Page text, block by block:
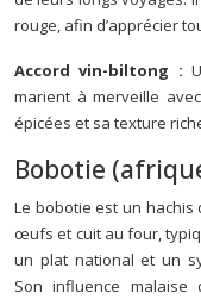
rouge, afin d’apprécier
Accord vin-biltong :
marient à merveille
épicées et sa texture
Bobotie
Le bobotie est un hachis
œufs et cuit au four,
un plat national et un
Son influence